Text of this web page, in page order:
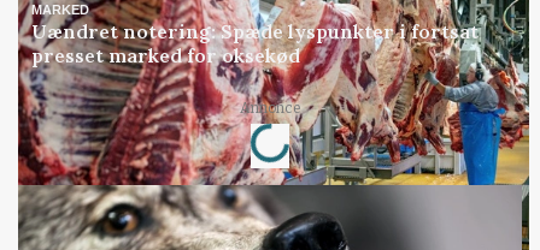
MARKED
Uændret notering: Spæde lyspunkter i fortsat
presset marked for oksekød
Annonce
Loading...